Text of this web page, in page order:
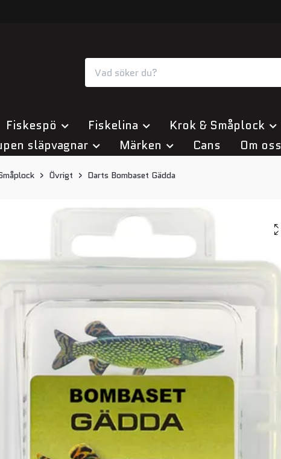
Fiskespö Fiskelina Krok & Småplock
släpvagnar Märken Cans Om oss
Övrigt Darts Bombaset Gädda